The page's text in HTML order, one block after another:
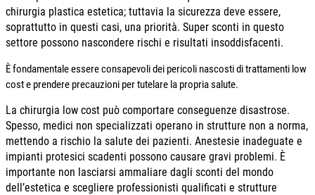
chirurgia plastica estetica; tuttavia la sicurezza deve essere,
soprattutto in questi casi, una priorità. Super sconti in questo
settore possono nascondere rischi e risultati insoddisfacenti.
È fondamentale essere consapevoli dei pericoli nascosti di trattamenti low
cost e prendere precauzioni per tutelare la propria salute.
La chirurgia low cost può comportare conseguenze disastrose.
Spesso, medici non specializzati operano in strutture non a norma,
mettendo a rischio la salute dei pazienti. Anestesie inadeguate e
impianti protesici scadenti possono causare gravi problemi. È
importante non lasciarsi ammaliare dagli sconti del mondo
dell’estetica e scegliere professionisti qualificati e strutture